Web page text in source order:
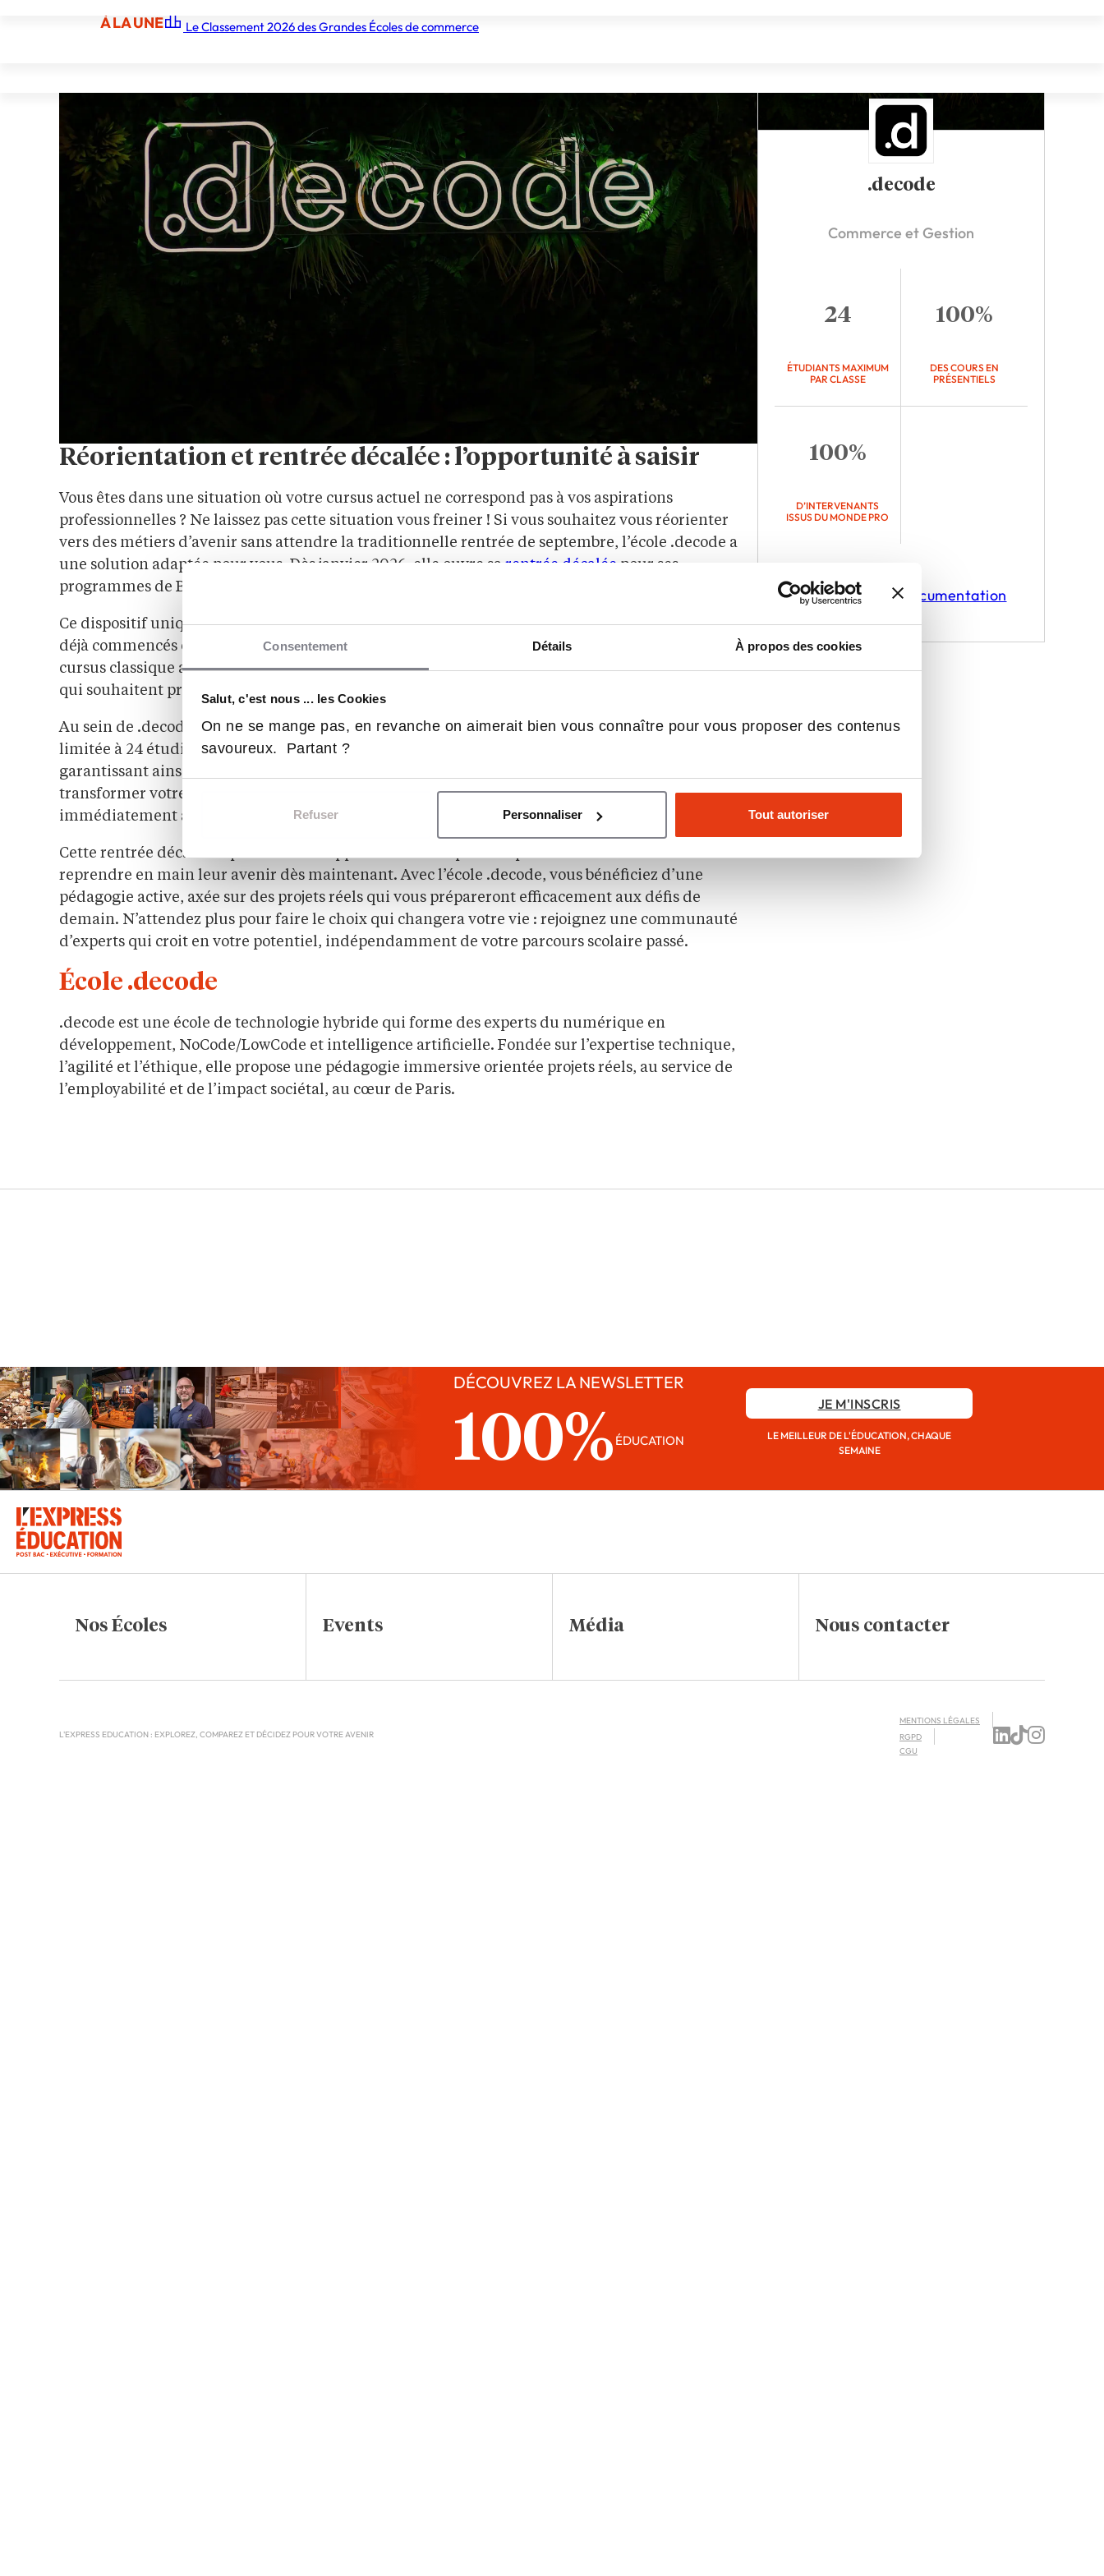
Consentement Détails À propos des cookies
Salut, c'est nous ... les Cookies
On ne se mange pas, en revanche on aimerait bien vous connaître pour vous proposer des contenus
savoureux. Partant ?
Refuser Personnaliser Tout autoriser
À LA UNE Le Classement 2026 des Grandes Écoles de commerce
Réorientation et rentrée décalée : l’opportunité à saisir
Vous êtes dans une situation où votre cursus actuel ne correspond pas à vos aspirations
professionnelles ? Ne laissez pas cette situation vous freiner ! Si vous souhaitez vous réorienter
vers des métiers d’avenir sans attendre la traditionnelle rentrée de septembre, l’école .decode a
une solution adaptée pour vous. Dès janvier 2026, elle ouvre sa rentrée décalée pour ses
programmes de Bachelors et Mastères.
Ce dispositif unique est conçu comme une immersion intensive, permettant de rattraper les cours
déjà commencés en septembre 2025. Grâce à cette formule, vous aurez l’opportunité d’intégrer le
cursus classique avec un niveau technique solide et préparé. Cette approche est idéale pour ceux
qui souhaitent prendre un nouveau départ décidé et réfléchi.
Au sein de .decode, vous évoluerez dans un cadre à taille humaine, où chaque promotion est
limitée à 24 étudiants. Cette organisation permet un encadrement ultra-personnalisé,
garantissant ainsi une attention particulière à chaque apprenant. Vous serez en mesure de
transformer votre passion pour le numérique en compétences professionnelles concrètes et
immédiatement applicables sur le marché du travail.
Cette rentrée décalée représente une opportunité en or pour les profils motivés et déterminés à
reprendre en main leur avenir dès maintenant. Avec l’école .decode, vous bénéficiez d’une
pédagogie active, axée sur des projets réels qui vous prépareront efficacement aux défis de
demain. N’attendez plus pour faire le choix qui changera votre vie : rejoignez une communauté
d’experts qui croit en votre potentiel, indépendamment de votre parcours scolaire passé.
École .decode
.decode est une école de technologie hybride qui forme des experts du numérique en
développement, NoCode/LowCode et intelligence artificielle. Fondée sur l’expertise technique,
l’agilité et l’éthique, elle propose une pédagogie immersive orientée projets réels, au service de
l’employabilité et de l’impact sociétal, au cœur de Paris.
.decode
Commerce et Gestion
24
ÉTUDIANTS MAXIMUM
PAR CLASSE
100%
DES COURS EN
PRÉSENTIELS
100%
D’INTERVENANTS
ISSUS DU MONDE PRO
Demander une documentation
DÉCOUVREZ LA NEWSLETTER
100% ÉDUCATION
JE M'INSCRIS
LE MEILLEUR DE L'ÉDUCATION, CHAQUE
SEMAINE
Nos Écoles Events Média Nous contacter
L'EXPRESS EDUCATION : EXPLOREZ, COMPAREZ ET DÉCIDEZ POUR VOTRE AVENIR
MENTIONS LÉGALES
RGPD
CGU